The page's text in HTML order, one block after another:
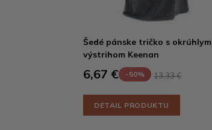
Šedé pánske tričko s okrúhlym
výstrihom Keenan
6,67 € -50% 13,33 €
DETAIL PRODUKTU